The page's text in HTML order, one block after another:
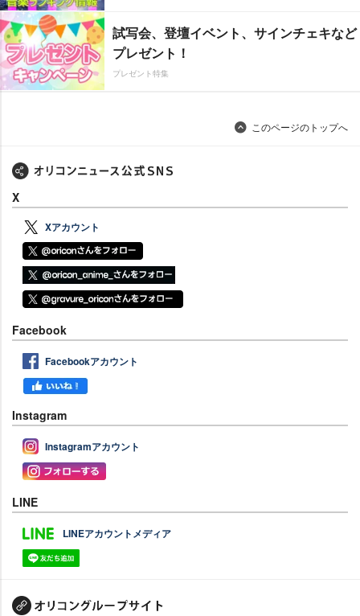
試写会、登壇イベント、サインチェキなど
プレゼント！
プレゼント特集
このページのトップへ
X
Xアカウント
Facebook
Facebookアカウント
Instagram
Instagramアカウント
LINE
LINEアカウントメディア